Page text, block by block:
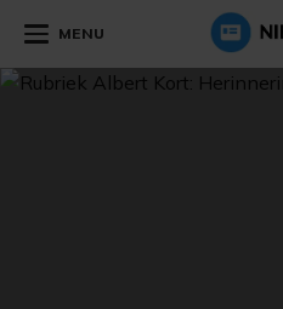
MENU